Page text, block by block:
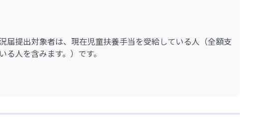
届提出対象者は、現在児童扶養手当を受給している人（全額支
る人を含みます。）です。